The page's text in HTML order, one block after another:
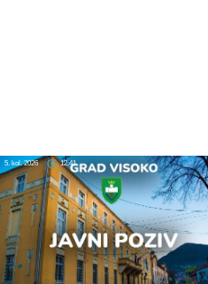
5. kol. 2026 12:41